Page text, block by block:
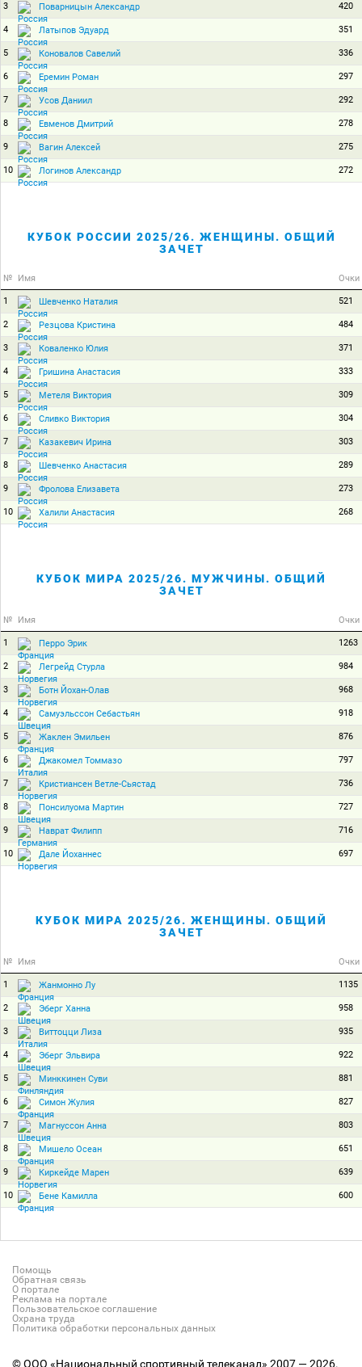
3 Поварницын Александр 420
4 Латыпов Эдуард 351
5 Коновалов Савелий 336
6 Еремин Роман 297
7 Усов Даниил 292
8 Евменов Дмитрий 278
9 Вагин Алексей 275
10 Логинов Александр 272
КУБОК РОССИИ 2025/26. ЖЕНЩИНЫ. ОБЩИЙ
ЗАЧЕТ
№ Имя Очки
1 Шевченко Наталия 521
2 Резцова Кристина 484
3 Коваленко Юлия 371
4 Гришина Анастасия 333
5 Метеля Виктория 309
6 Сливко Виктория 304
7 Казакевич Ирина 303
8 Шевченко Анастасия 289
9 Фролова Елизавета 273
10 Халили Анастасия 268
КУБОК МИРА 2025/26. МУЖЧИНЫ. ОБЩИЙ
ЗАЧЕТ
№ Имя Очки
1 Перро Эрик 1263
2 Легрейд Стурла 984
3 Ботн Йохан-Олав 968
4 Самуэльссон Себастьян 918
5 Жаклен Эмильен 876
6 Джакомел Томмазо 797
7 Кристиансен Ветле-Сьястад 736
8 Понсилуома Мартин 727
9 Наврат Филипп 716
10 Дале Йоханнес 697
КУБОК МИРА 2025/26. ЖЕНЩИНЫ. ОБЩИЙ
ЗАЧЕТ
№ Имя Очки
1 Жанмонно Лу 1135
2 Эберг Ханна 958
3 Виттоцци Лиза 935
4 Эберг Эльвира 922
5 Минккинен Суви 881
6 Симон Жулия 827
7 Магнуссон Анна 803
8 Мишело Осеан 651
9 Киркейде Марен 639
10 Бене Камилла 600
Помощь
Обратная связь
О портале
Реклама на портале
Пользовательское соглашение
Охрана труда
Политика обработки персональных данных
© ООО «Национальный спортивный телеканал» 2007 — 2026.